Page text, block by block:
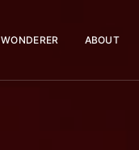
WONDERER ABOUT